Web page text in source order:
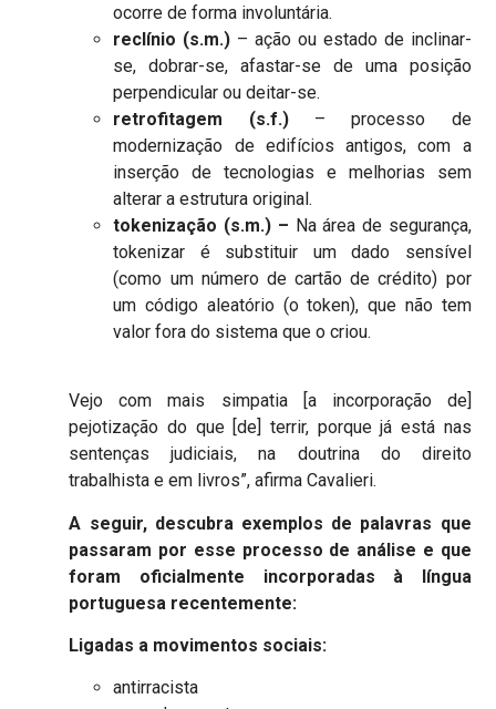
ocorre de forma involuntária.
reclínio (s.m.) – ação ou estado de inclinar-
se, dobrar-se, afastar-se de uma posição
perpendicular ou deitar-se.
retrofitagem (s.f.)– processo de
modernização de edifícios antigos, com a
inserção de tecnologias e melhorias sem
alterar a estrutura original.
tokenização (s.m.) – Na área de segurança,
tokenizar é substituir um dado sensível
(como um número de cartão de crédito) por
um código aleatório (o token), que não tem
valor fora do sistema que o criou.
Vejo com mais simpatia [a incorporação de]
pejotização do que [de] terrir, porque já está nas
sentenças judiciais, na doutrina do direito
trabalhista e em livros”, afirma Cavalieri.
A seguir, descubra exemplos de palavras que
passaram por esse processo de análise e que
foram oficialmente incorporadas à língua
portuguesa recentemente:
Ligadas a movimentos sociais:
antirracista